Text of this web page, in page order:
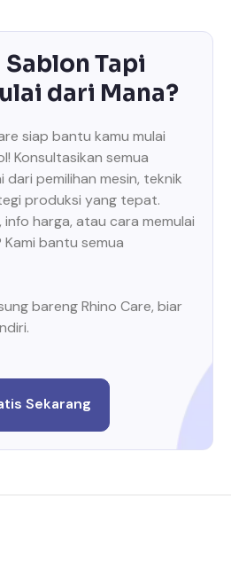
Sablon Tapi
dari Mana?
siap bantu kamu mulai
Konsultasikan semua
pemilihan mesin, teknik
produksi yang tepat.
harga, atau cara memulai
bantu semua
bareng Rhino Care, biar
Sekarang